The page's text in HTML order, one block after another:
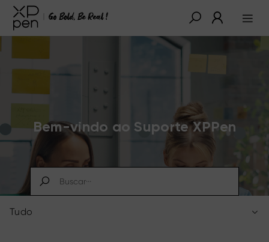
Bem-vindo ao Suporte XPPen
Tudo